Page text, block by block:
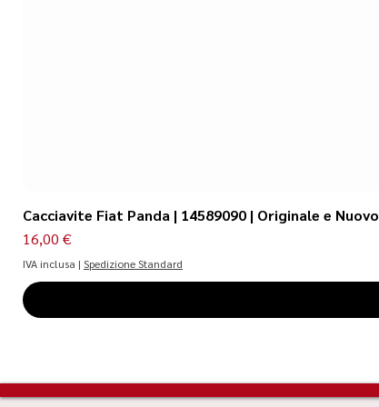
Cacciavite Fiat Panda | 14589090 | Originale e Nuovo
Prezzo
16,00 €
IVA inclusa | Spedizione Standard